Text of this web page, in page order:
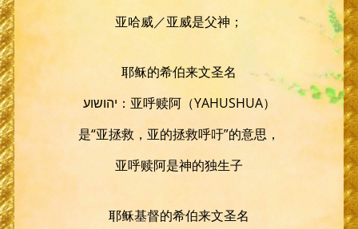
亚哈威／亚威是父神；
耶稣的希伯来文圣名
יהושוע：亚呼赎阿（YAHUSHUA）
是“亚拯救，亚的拯救呼吁”的意思，
亚呼赎阿是神的独生子
耶稣基督的希伯来文圣名